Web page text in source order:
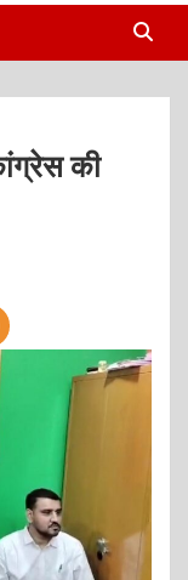
की